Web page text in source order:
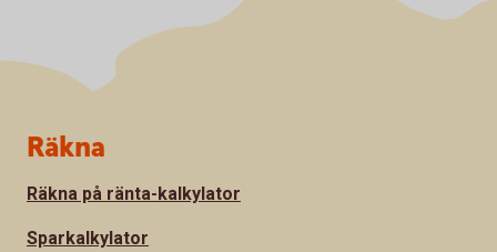
Sidfot
Räkna
Räkna på ränta-kalkylator
Sparkalkylator